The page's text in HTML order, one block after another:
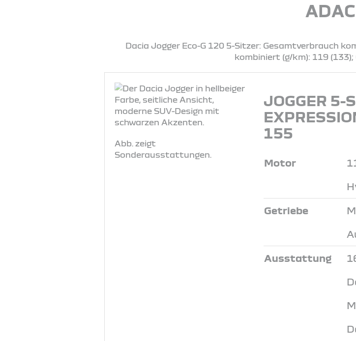
ADAC
Dacia Jogger Eco-G 120 5-Sitzer: Gesamtverbrauch
kombiniert (g/km): 119 (133);
Abb. zeigt
Sonderausstattungen.
JOGGER 5-
155
Motor
Getriebe
Ausstattung